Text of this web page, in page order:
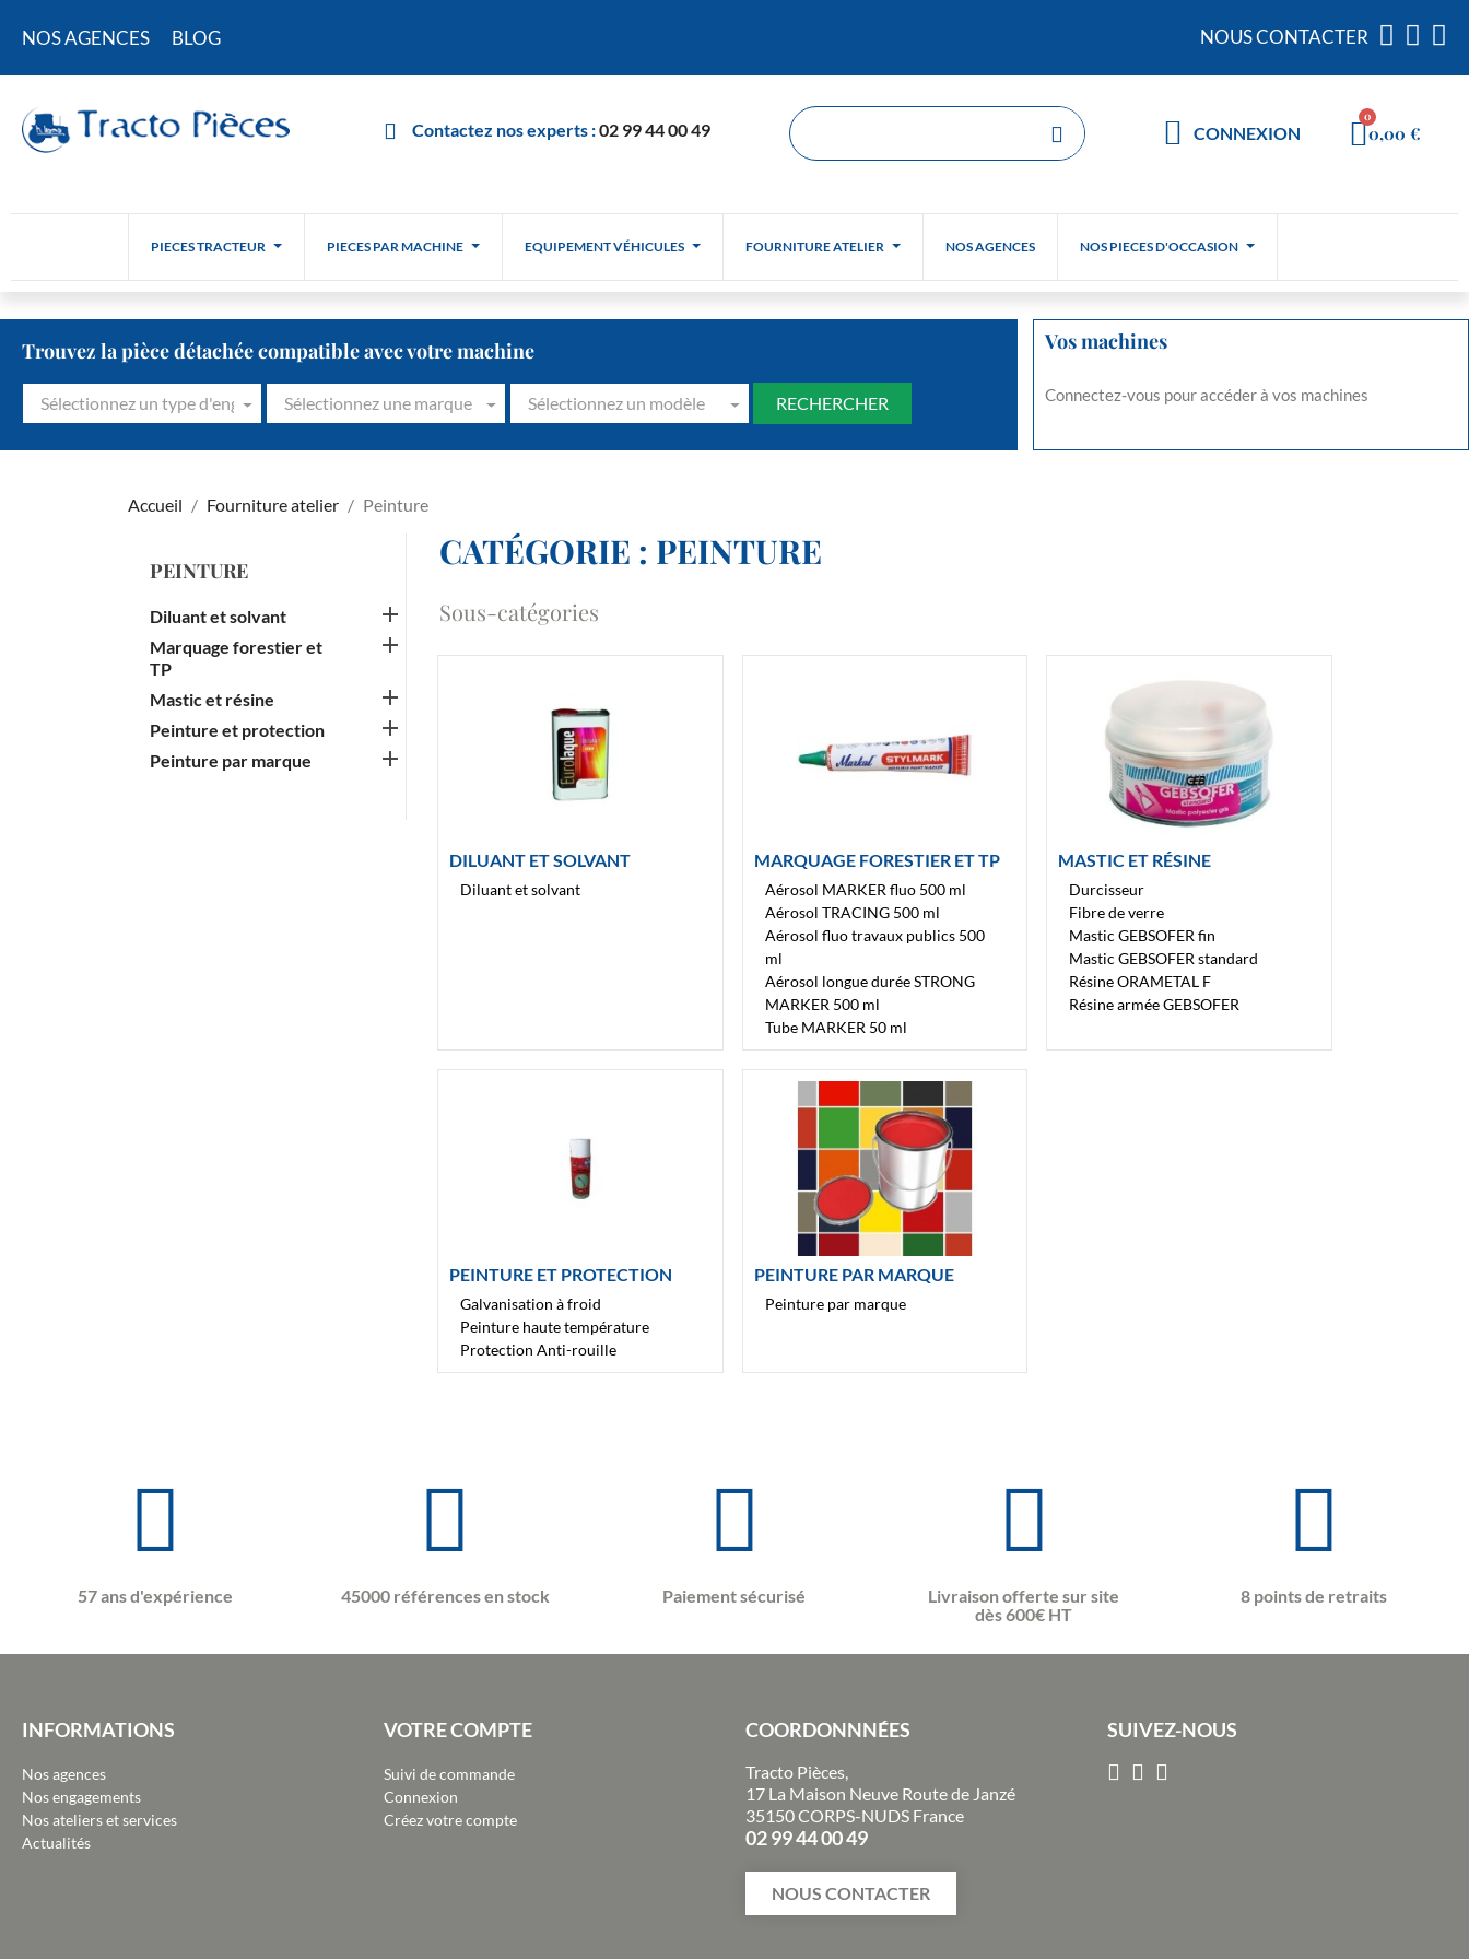
NOS AGENCES BLOG NOUS CONTACTER
Contactez nos experts :02 99 44 00 49 CONNEXION 0,00 €
PIECES TRACTEUR PIECES PAR MACHINE EQUIPEMENT VÉHICULES FOURNITURE ATELIER NOS AGENCES NOS PIECES D'OCCASION
Trouvez la pièce détachée compatible avec votre machine
Sélectionnez un type d'engin Sélectionnez une marque Sélectionnez un modèle
Vos machines
Connectez-vous pour accéder à vos machines
Accueil Fourniture atelier Peinture
PEINTURE
Diluant et solvant 
Marquage forestier et
TP

Mastic et résine 
Peinture et protection 
Peinture par marque 
CATÉGORIE : PEINTURE
Sous-catégories
DILUANT ET SOLVANT
Diluant et solvant
MARQUAGE FORESTIER ET TP
Aérosol MARKER fluo 500 ml
Aérosol TRACING 500 ml
Aérosol fluo travaux publics 500
ml
Aérosol longue durée STRONG
MARKER 500 ml
Tube MARKER 50 ml
MASTIC ET RÉSINE
Durcisseur
Fibre de verre
Mastic GEBSOFER fin
Mastic GEBSOFER standard
Résine ORAMETAL F
Résine armée GEBSOFER
PEINTURE ET PROTECTION
Galvanisation à froid
Peinture haute température
Protection Anti-rouille
PEINTURE PAR MARQUE
Peinture par marque
57 ans d'expérience 45000 références en stock Paiement sécurisé
Livraison offerte sur site
dès 600€ HT
8 points de retraits
INFORMATIONS
Nos agences
Nos engagements
Nos ateliers et services
Actualités
VOTRE COMPTE
Suivi de commande
Connexion
Créez votre compte
COORDONNNÉES
Tracto Pièces,
17 La Maison Neuve Route de Janzé
35150 CORPS-NUDS France
02 99 44 00 49
NOUS CONTACTER
SUIVEZ-NOUS